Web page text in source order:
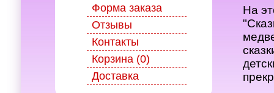
Форма заказа
Отзывы
Контакты
Корзина (0)
Доставка
На